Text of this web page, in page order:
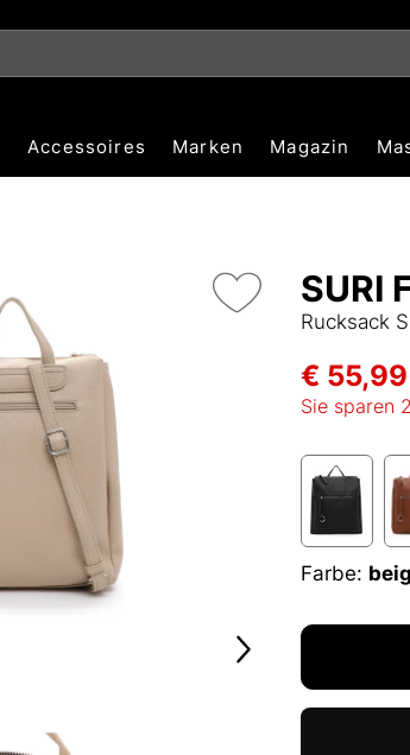
Accessoires Marken Magazin
SURI
Rucksack
€ 55,99
Sie sparen
Farbe: